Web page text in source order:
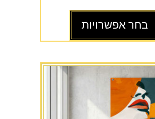
בחר אפשרויות